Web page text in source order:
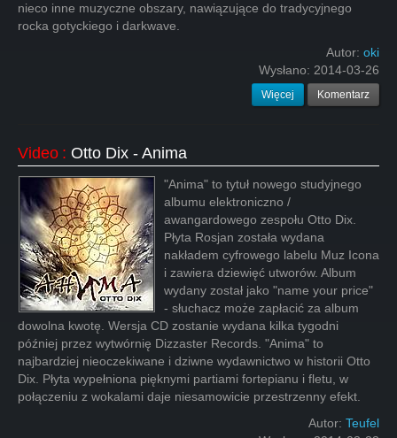
nieco inne muzyczne obszary, nawiązujące do tradycyjnego
rocka gotyckiego i darkwave.
Autor: oki
Wysłano: 2014-03-26
Więcej Komentarz
Video : Otto Dix - Anima
"Anima" to tytuł nowego studyjnego
albumu elektroniczno /
awangardowego zespołu Otto Dix.
Płyta Rosjan została wydana
nakładem cyfrowego labelu Muz Icona
i zawiera dziewięć utworów. Album
wydany został jako "name your price"
- słuchacz może zapłacić za album
dowolna kwotę. Wersja CD zostanie wydana kilka tygodni
później przez wytwórnię Dizzaster Records. "Anima" to
najbardziej nieoczekiwane i dziwne wydawnictwo w historii Otto
Dix. Płyta wypełniona pięknymi partiami fortepianu i fletu, w
połączeniu z wokalami daje niesamowicie przestrzenny efekt.
Autor: Teufel